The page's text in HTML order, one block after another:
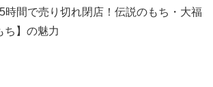
時間で売り切れ閉店！伝説のもち・大福
ち】の魅力